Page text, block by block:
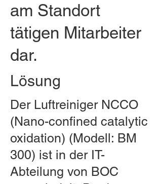
am Standort
tätigen Mitarbeiter
dar.
Lösung
Der Luftreiniger NCCO
(Nano-confined catalytic
oxidation) (Modell: BM
300) ist in der IT-
Abteilung von BOC